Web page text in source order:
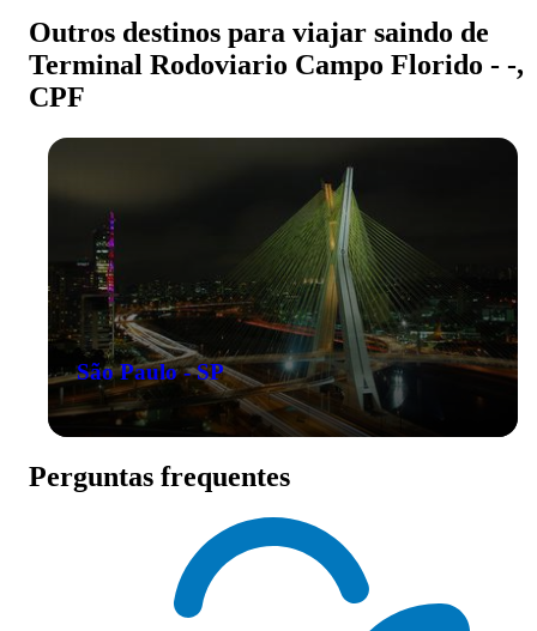
Outros destinos para viajar saindo de
Terminal Rodoviario Campo Florido - -,
CPF
São Paulo - SP
Perguntas frequentes